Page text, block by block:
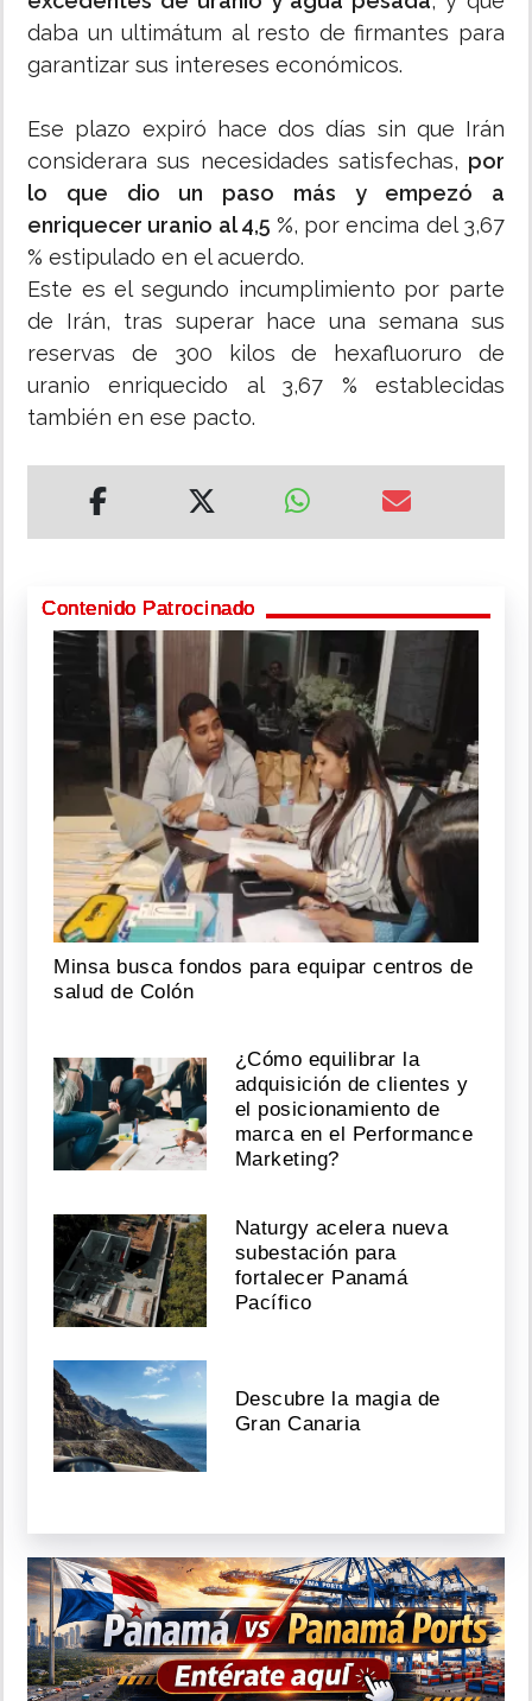
daba un ultimátum al resto de firmantes para
garantizar sus intereses económicos.
Ese plazo expiró hace dos días sin que Irán
considerara sus necesidades satisfechas, por
lo que dio un paso más y empezó a
enriquecer uranio al 4,5 %, por encima del 3,67
% estipulado en el acuerdo.
Este es el segundo incumplimiento por parte
de Irán, tras superar hace una semana sus
reservas de 300 kilos de hexafluoruro de
uranio enriquecido al 3,67 % establecidas
también en ese pacto.
Contenido Patrocinado
Minsa busca fondos para equipar centros de
salud de Colón
¿Cómo equilibrar la
adquisición de clientes y
el posicionamiento de
marca en el Performance
Marketing?
Naturgy acelera nueva
subestación para
fortalecer Panamá
Pacífico
Descubre la magia de
Gran Canaria